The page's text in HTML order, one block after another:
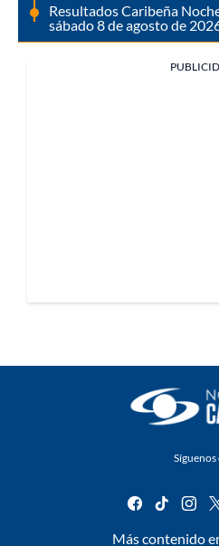
Resultados Caribeña
sábado 8 de agosto de
Síguenos
facebook
tiktok
Más contenido